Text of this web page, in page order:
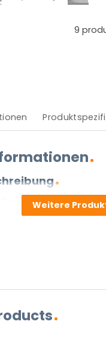
9
Fassung.
eine Frage zu
Weitere